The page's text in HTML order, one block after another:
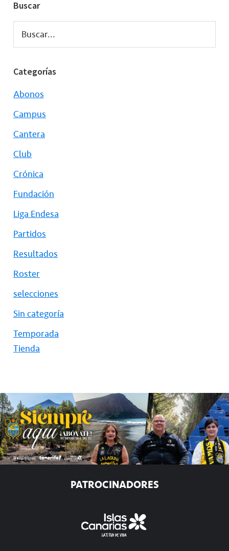
Buscar
Buscar...
Categorías
Abonos
Campus
Cantera
Club
Crónica
Fundación
Liga Endesa
Partidos
Resultados
Roster
selecciones
Sin categoría
Temporada
Tienda
PATROCINADORES